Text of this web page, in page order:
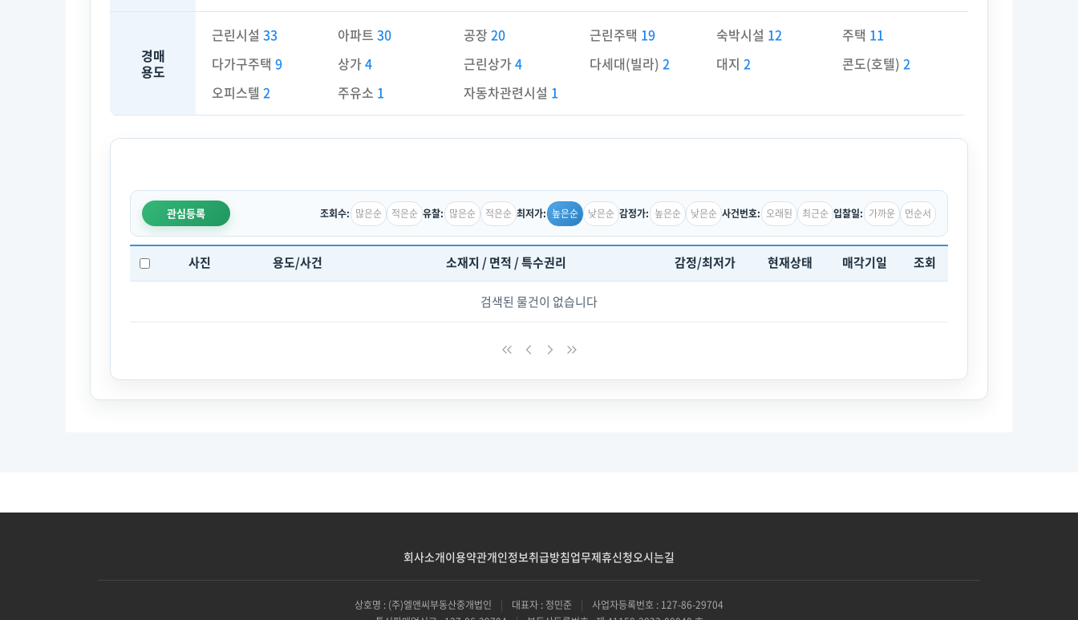
경매
용도
근린시설 33 아파트30 공장20 근린주택 19 숙박시설 12 주택 11
다가구주택 9 상가4 근린상가4 다세대(빌라)2 대지 2 콘도(호텔) 2
오피스텔 2 주유소 1 자동차관련시설 1
관심등록 조회수: 많은순 적은순 유찰: 많은순 적은순 최저가: 높은순 낮은순 감정가: 높은순 낮은순 사건번호: 오래된 최근순 입찰일: 가까운 먼순서
사진 용도/사건 소재지 / 면적 / 특수권리 감정/최저가 현재상태 매각기일 조회
검색된 물건이 없습니다
회사소개이용약관개인정보취급방침업무제휴신청오시는길
상호명 : (주)엘앤씨부동산중개법인 | 대표자 : 정민준 |
사업자등록번호 : 127-86-29704